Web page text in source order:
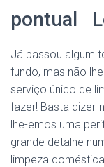
pontual
Já passou algum
fundo, mas não
serviço único de
fazer! Basta dizer-
lhe-emos uma
grande detalhe
limpeza